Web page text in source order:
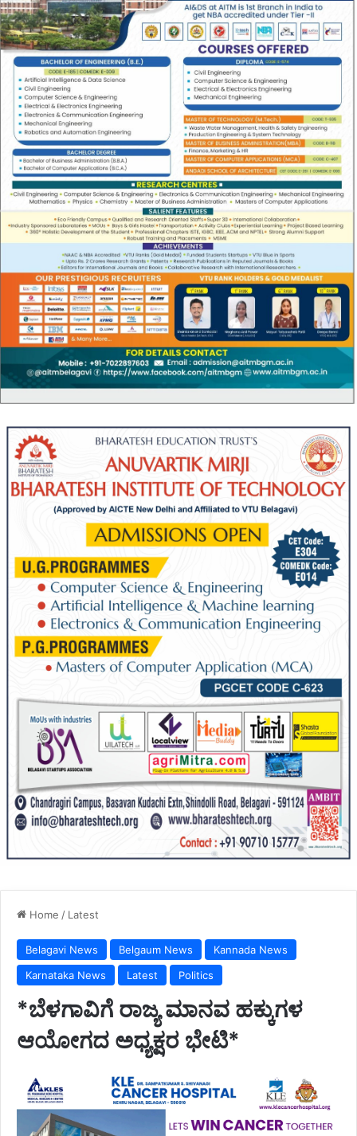
Home / Latest
Belagavi News Belgaum News
Kannada News
Karnataka News
Latest Politics
*ಬೆಳಗಾವಿಗೆ ರಾಜ್ಯ ಮಾನವ ಹಕ್ಕುಗಳ
ಆಯೋಗದ ಅಧ್ಯಕ್ಷರ ಭೇಟಿ*